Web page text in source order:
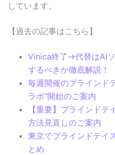
しています。
【過去の記事はこちら】
Vinica終了→代替はAI
するべきか徹底解説！
毎週開催のブラインド
ラボ”開始のご案内
【重要】ブラインド
方法見直しのご案内
東京でブラインドテイ
とめ